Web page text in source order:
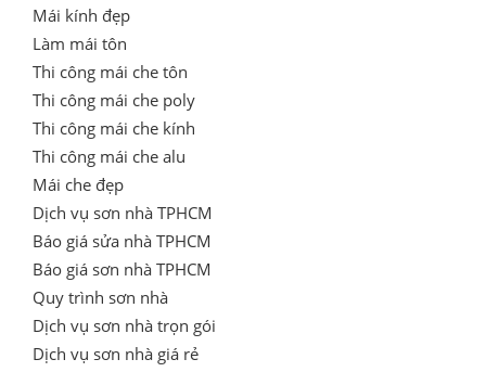
Mái kính đẹp
Làm mái tôn
Thi công mái che tôn
Thi công mái che poly
Thi công mái che kính
Thi công mái che alu
Mái che đẹp
Dịch vụ sơn nhà TPHCM
Báo giá sửa nhà TPHCM
Báo giá sơn nhà TPHCM
Quy trình sơn nhà
Dịch vụ sơn nhà trọn gói
Dịch vụ sơn nhà giá rẻ